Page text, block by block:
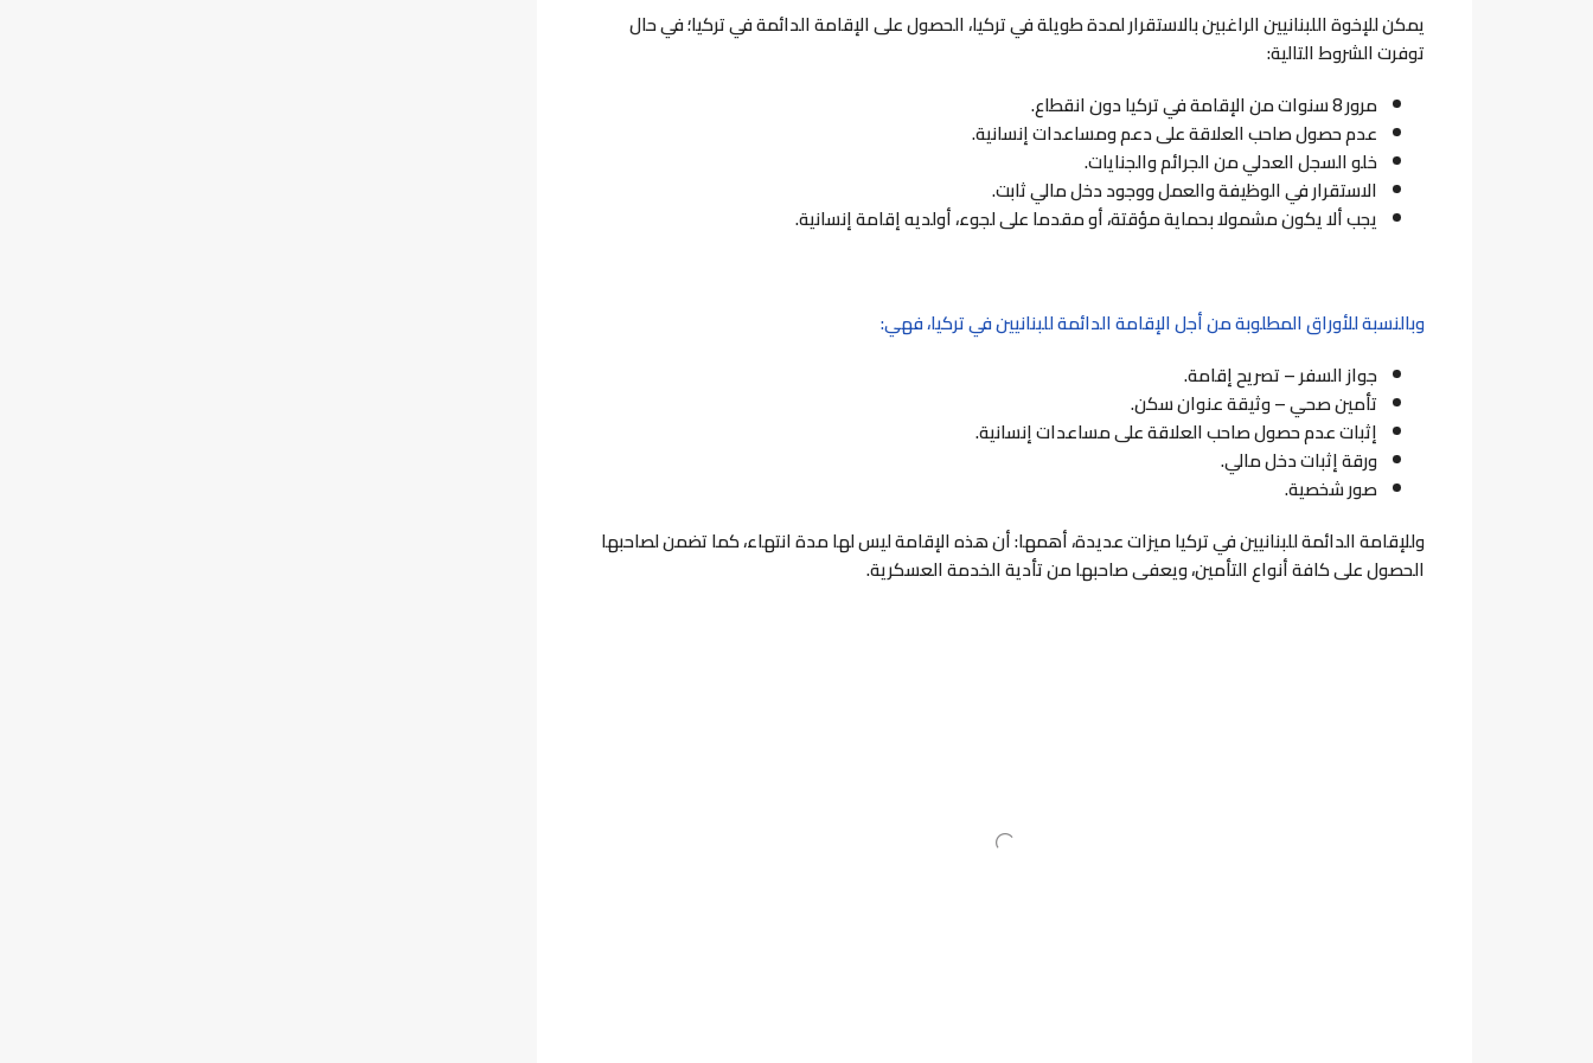
يمكن للإخوة اللبنانيين الراغبين بالاستقرار لمدة طويلة في تركيا، الحصول على الإقامة الدائمة في تركيا؛ في حال
توفرت الشروط التالية:
مرور 8 سنوات من الإقامة في تركيا دون انقطاع.
عدم حصول صاحب العلاقة على دعم ومساعدات إنسانية.
خلو السجل العدلي من الجرائم والجنايات.
الاستقرار في الوظيفة والعمل ووجود دخل مالي ثابت.
يجب ألا يكون مشمولا بحماية مؤقتة، أو مقدما على لجوء، أولديه إقامة إنسانية.
وبالنسبة للأوراق المطلوبة من أجل الإقامة الدائمةللبنانيين في تركيا، فهي:
جواز السفر – تصريح إقامة.
تأمين صحي – وثيقة عنوان سكن.
إثبات عدم حصول صاحب العلاقة على مساعدات إنسانية.
ورقة إثبات دخل مالي.
صور شخصية.
وللإقامة الدائمة للبنانيين في تركيا ميزات عديدة، أهمها: أن هذه الإقامة ليس لها مدة انتهاء، كما تضمن لصاحبها
الحصول على كافة أنواع التأمين، ويعفى صاحبها من تأدية الخدمة العسكرية.